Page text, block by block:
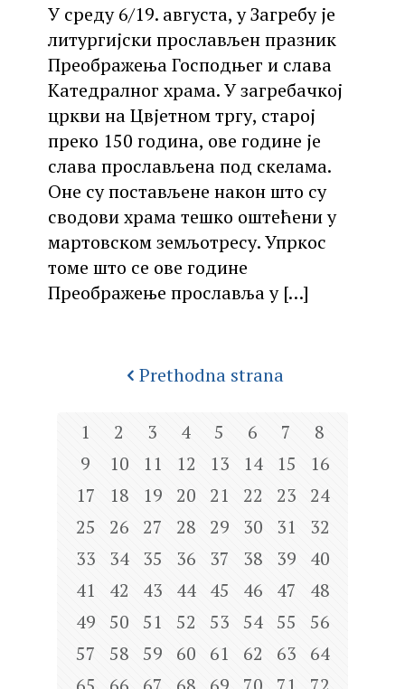
У среду 6/19. августа, у Загребу је
литургијски прослављен празник
Преображења Господњег и слава
Катедралног храма. У загребачкој
цркви на Цвјетном тргу, старој
преко 150 година, ове године је
слава прослављена под скелама.
Оне су постављене након што су
сводови храма тешко оштећени у
мартовском земљотресу. Упркос
томе што се ове године
Преображење прославља у[…]
Prethodna strana
1 2 3 4 5 6 7
8
9
10 11 12 13 14 15
16
17
18 19 20 21 22 23
24
25
26 27 28 29 30 31
32
33
34 35 36 37 38 39
40
41
42 43 44 45 46 47
48
49
50 51 52 53 54 55
56
57
58 59 60 61 62 63
64